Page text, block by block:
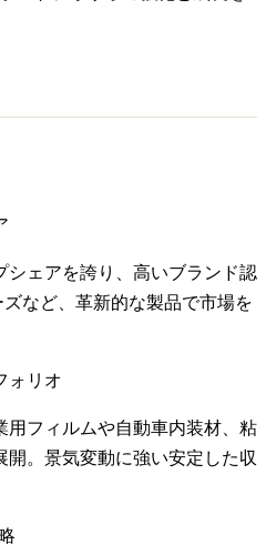
シェアを誇り、高いブランド認
など、革新的な製品で市場を
ォリオ
用フィルムや自動車内装材、粘
。景気変動に強い安定した収